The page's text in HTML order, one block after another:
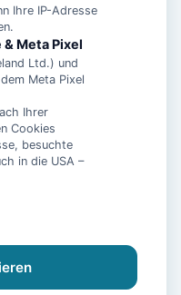
Arngast für 6
Fitnessraum
Arngast für 6
Ihre IP-Adresse
Meta Pixel
Ltd.) und
Meta Pixel
Ihrer
Cookies
besuchte
in die USA –